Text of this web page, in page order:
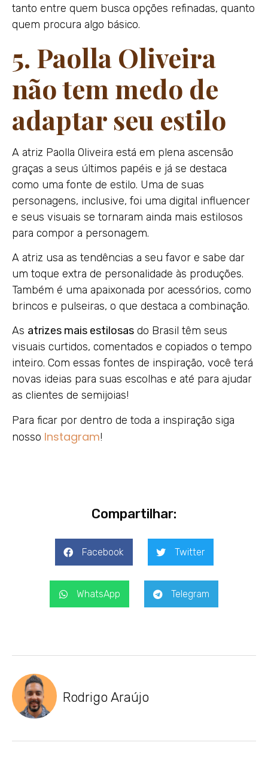
tanto entre quem busca opções refinadas, quanto
quem procura algo básico.
5. Paolla Oliveira
não tem medo de
adaptar seu estilo
A atriz Paolla Oliveira está em plena ascensão
graças a seus últimos papéis e já se destaca
como uma fonte de estilo. Uma de suas
personagens, inclusive, foi uma digital influencer
e seus visuais se tornaram ainda mais estilosos
para compor a personagem.
A atriz usa as tendências a seu favor e sabe dar
um toque extra de personalidade às produções.
Também é uma apaixonada por acessórios, como
brincos e pulseiras, o que destaca a combinação.
As atrizes mais estilosas do Brasil têm seus
visuais curtidos, comentados e copiados o tempo
inteiro. Com essas fontes de inspiração, você terá
novas ideias para suas escolhas e até para ajudar
as clientes de semijoias!
Para ficar por dentro de toda a inspiração siga
nosso Instagram!
Compartilhar:
Facebook Twitter
WhatsApp Telegram
Rodrigo Araújo